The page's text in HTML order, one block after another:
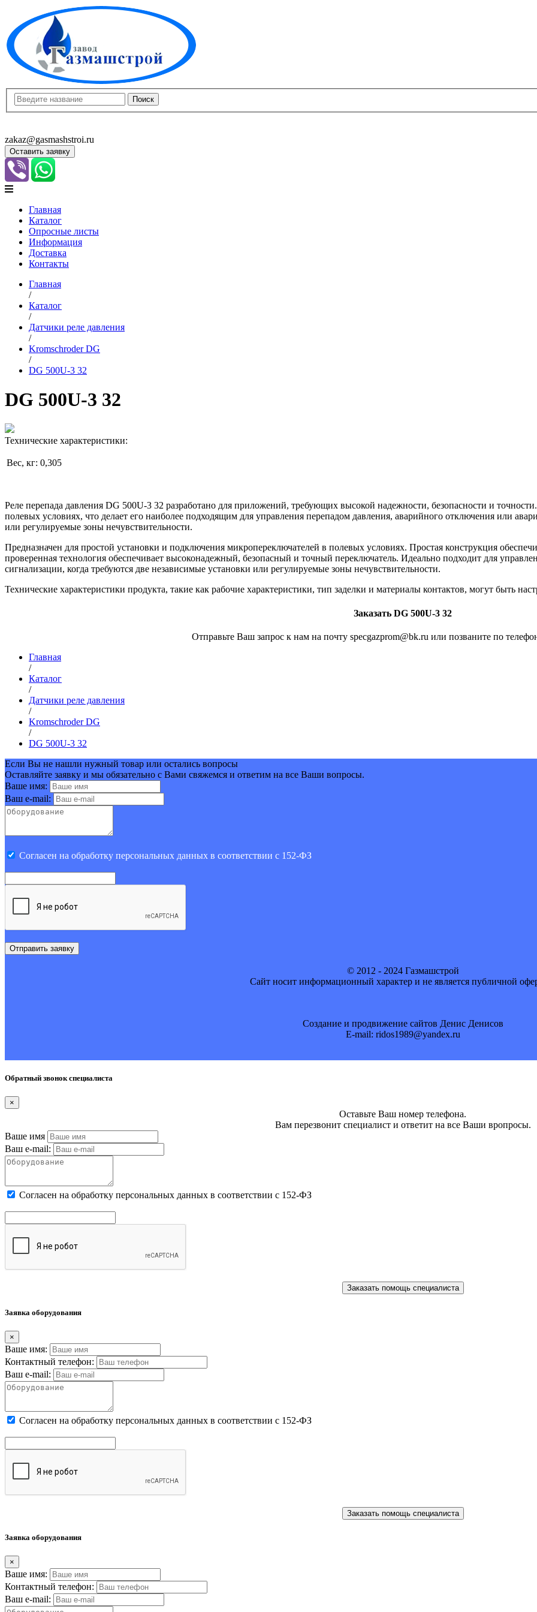
zakaz@gasmashstroi.ru
Оставить заявку
Главная
Каталог
Опросные листы
Информация
Доставка
Контакты
Главная
/
Каталог
/
Датчики реле давления
/
Kromschroder DG
/
DG 500U-3 32
DG 500U-3 32
Технические характеристики:
Вес, кг: 0,305
Реле перепада давления DG 500U-3 32 разработано для приложений, требующих высокой надежности, безопасности и
полевых условиях, что делает его наиболее подходящим для управления перепадом давления, аварийного отключения или
или регулируемые зоны нечувствительности.
Предназначен для простой установки и подключения микропереключателей в полевых условиях. Простая конструкция
проверенная технология обеспечивает высоконадежный, безопасный и точный переключатель. Идеально подходит для
сигнализации, когда требуются две независимые установки или регулируемые зоны нечувствительности.
Технические характеристики продукта, такие как рабочие характеристики, тип заделки и материалы контактов, могут быть
Заказать DG 500U-3 32
Отправьте Ваш запрос к нам на почту specgazprom@bk.ru или позваните по
Главная
/
Каталог
/
Датчики реле давления
/
Kromschroder DG
/
DG 500U-3 32
Если Вы не нашли нужный товар или остались вопросы
Оставляйте заявку и мы обязательно с Вами свяжемся и ответим на все Ваши вопросы.
Ваше имя:
Ваш e-mail:
Cогласен на обработку персональных данных в соответствии с 152-ФЗ
Отправить заявку
© 2012 - 2024 Газмашстрой
Cайт носит информационный характер и не является публичной
Создание и продвижение сайтов Денис Денисов
E-mail: ridos1989@yandex.ru
Обратный звонок специалиста
×
Оставьте Ваш номер телефона.
Вам перезвонит специалист и ответит на все Ваши вропросы.
Ваше имя
Ваш e-mail:
Cогласен на обработку персональных данных в соответствии с 152-ФЗ
Заказать помощь специалиста
Заявка оборудования
×
Ваше имя:
Контактный телефон:
Ваш e-mail:
Cогласен на обработку персональных данных в соответствии с 152-ФЗ
Заказать помощь специалиста
Заявка оборудования
×
Ваше имя:
Контактный телефон:
Ваш e-mail: